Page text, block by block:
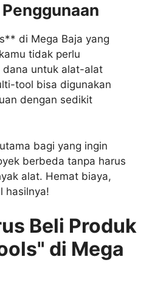
di Mega Baja yang
tidak perlu
dana untuk alat-alat
tool bisa digunakan
dengan sedikit
bagi yang ingin
berbeda tanpa harus
alat. Hemat biaya,
hasilnya!
Beli Produk
di Mega